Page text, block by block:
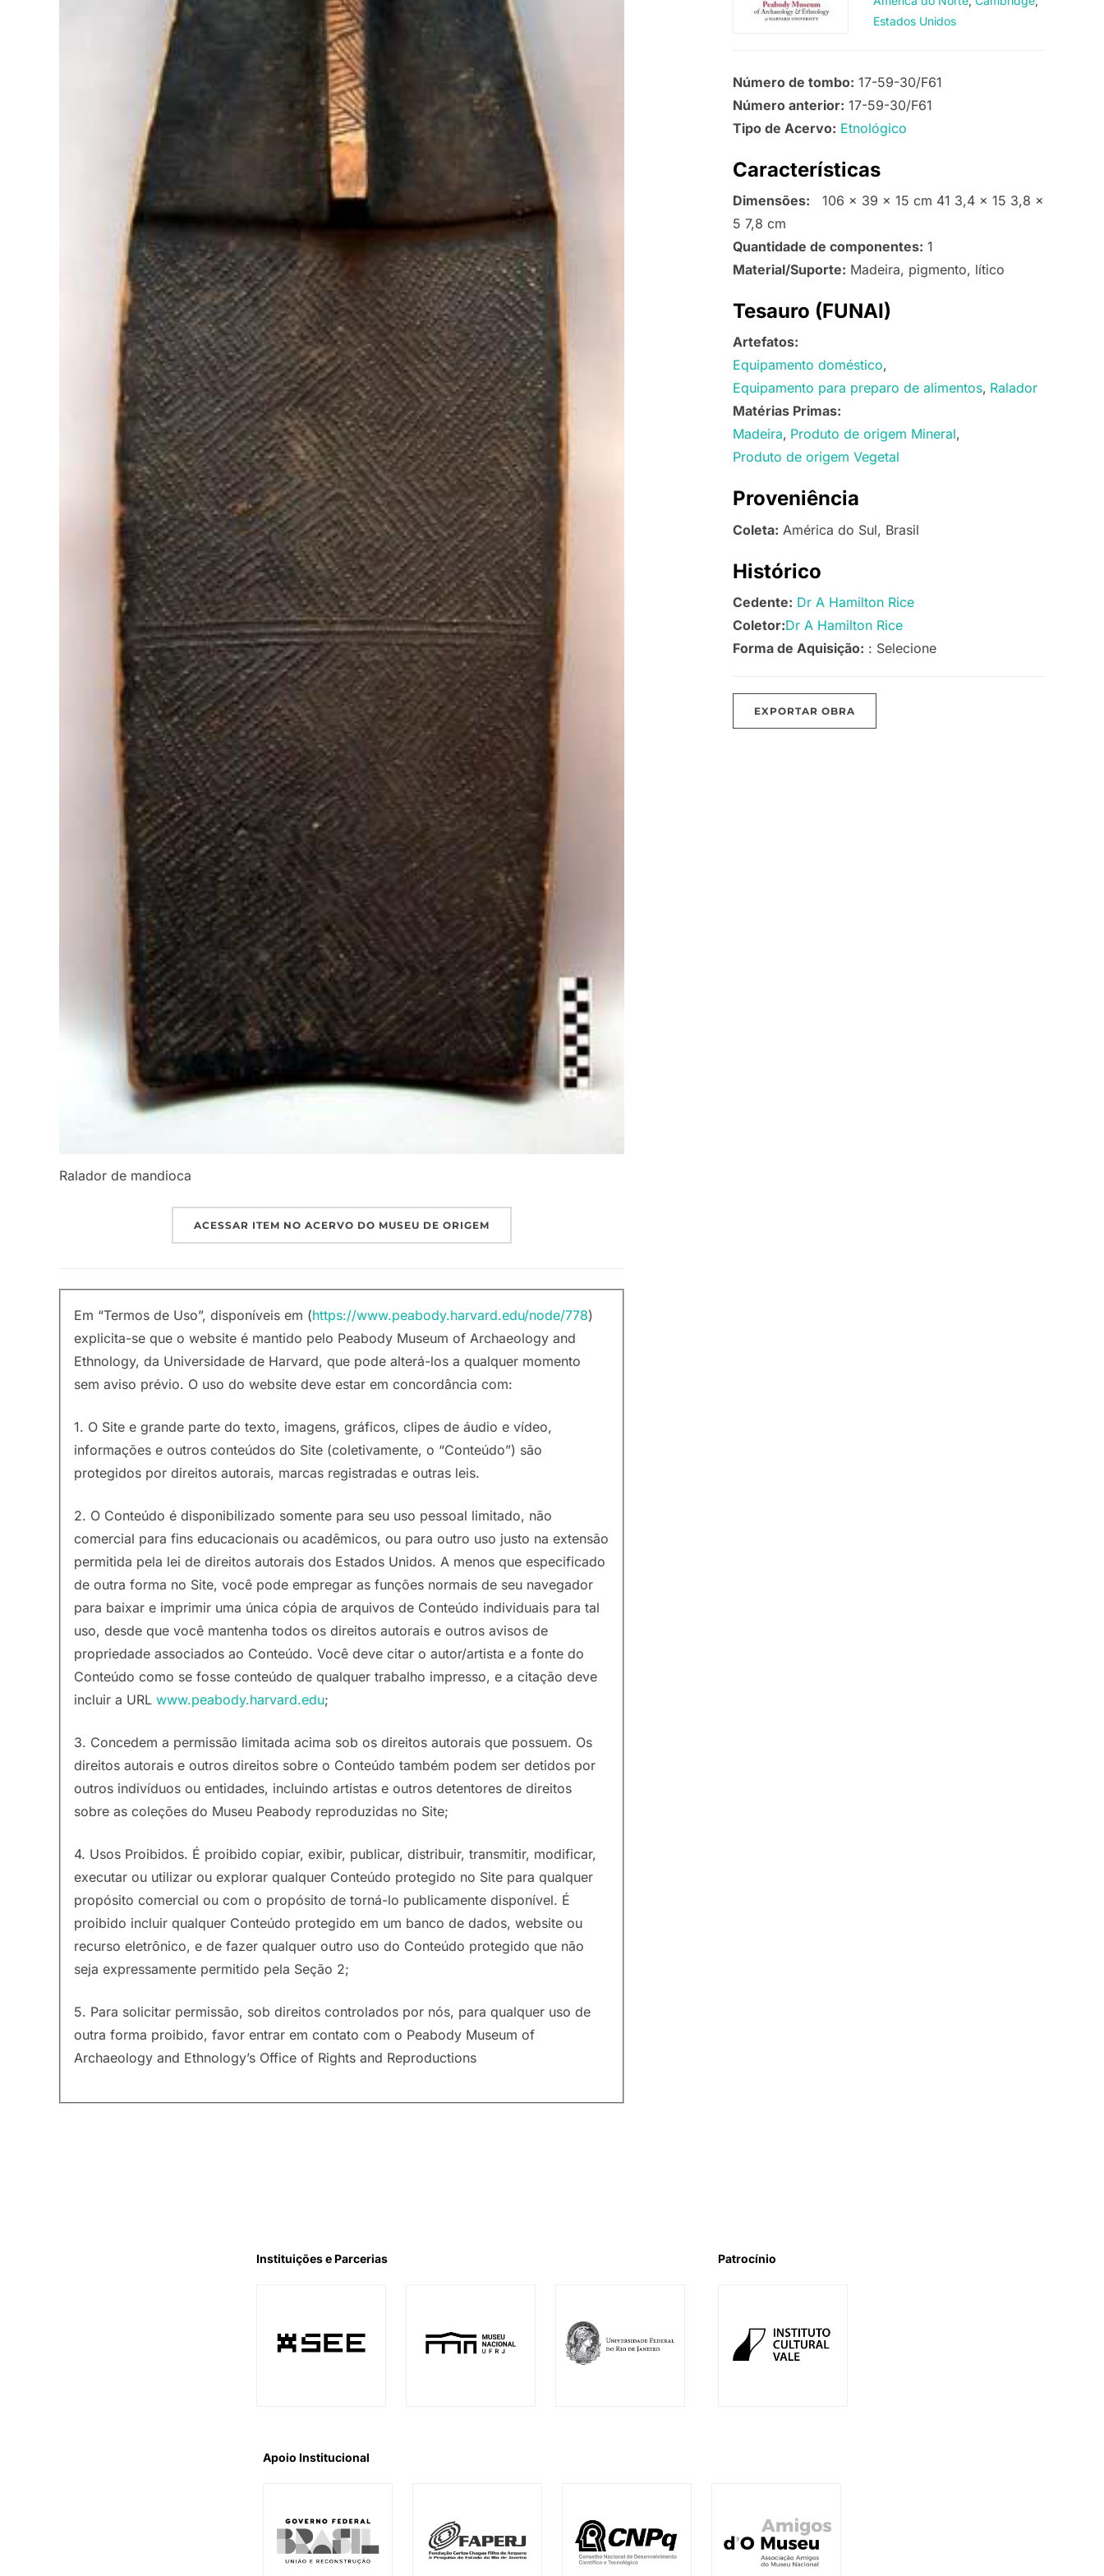
Ralador de mandioca
ACESSAR ITEM NO ACERVO DO MUSEU DE ORIGEM
Em “Termos de Uso”, disponíveis em (https://www.peabody.harvard.edu/node/778)
explicita-se que o website é mantido pelo Peabody Museum of Archaeology and
Ethnology, da Universidade de Harvard, que pode alterá-los a qualquer momento
sem aviso prévio. O uso do website deve estar em concordância com:
1. O Site e grande parte do texto, imagens, gráficos, clipes de áudio e vídeo,
informações e outros conteúdos do Site (coletivamente, o “Conteúdo”) são
protegidos por direitos autorais, marcas registradas e outras leis.
2. O Conteúdo é disponibilizado somente para seu uso pessoal limitado, não
comercial para fins educacionais ou acadêmicos, ou para outro uso justo na extensão
permitida pela lei de direitos autorais dos Estados Unidos. A menos que especificado
de outra forma no Site, você pode empregar as funções normais de seu navegador
para baixar e imprimir uma única cópia de arquivos de Conteúdo individuais para tal
uso, desde que você mantenha todos os direitos autorais e outros avisos de
propriedade associados ao Conteúdo. Você deve citar o autor/artista e a fonte do
Conteúdo como se fosse conteúdo de qualquer trabalho impresso, e a citação deve
incluir a URL www.peabody.harvard.edu;
3. Concedem a permissão limitada acima sob os direitos autorais que possuem. Os
direitos autorais e outros direitos sobre o Conteúdo também podem ser detidos por
outros indivíduos ou entidades, incluindo artistas e outros detentores de direitos
sobre as coleções do Museu Peabody reproduzidas no Site;
4. Usos Proibidos. É proibido copiar, exibir, publicar, distribuir, transmitir, modificar,
executar ou utilizar ou explorar qualquer Conteúdo protegido no Site para qualquer
propósito comercial ou com o propósito de torná-lo publicamente disponível. É
proibido incluir qualquer Conteúdo protegido em um banco de dados, website ou
recurso eletrônico, e de fazer qualquer outro uso do Conteúdo protegido que não
seja expressamente permitido pela Seção 2;
5. Para solicitar permissão, sob direitos controlados por nós, para qualquer uso de
outra forma proibido, favor entrar em contato com o Peabody Museum of
Archaeology and Ethnology’s Office of Rights and Reproductions
Estados Unidos
Número de tombo: 17-59-30/F61
Número anterior: 17-59-30/F61
Tipo de Acervo: Etnológico
Características
Dimensões: 106 x 39 x 15 cm 41 3,4 x 15 3,8 x
5 7,8 cm
Quantidade de componentes: 1
Material/Suporte: Madeira, pigmento, lítico
Tesauro (FUNAI)
Artefatos:
Equipamento doméstico
Equipamento para preparo de alimentos Ralador
Matérias Primas:
Madeira Produto de origem Mineral
Produto de origem Vegetal
Proveniência
Coleta: América do Sul, Brasil
Histórico
Cedente: Dr A Hamilton Rice
Coletor:Dr A Hamilton Rice
Forma de Aquisição: : Selecione
EXPORTAR OBRA
Instituições e Parcerias Patrocínio
Apoio Institucional